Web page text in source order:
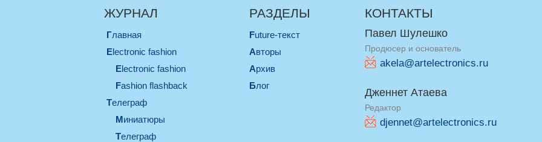
ЖУРНАЛ
Главная
electronic fashion
electronic fashion
Fashion flashback
телеграф
миниатюры
телеграф
РАЗДЕЛЫ
Future-текст
Авторы
Архив
Блог
КОНТАКТЫ
Павел Шулешко
Продюсер и основатель
akela@artelectronics.ru
Дженнет Атаева
Редактор
djennet@artelectronics.ru